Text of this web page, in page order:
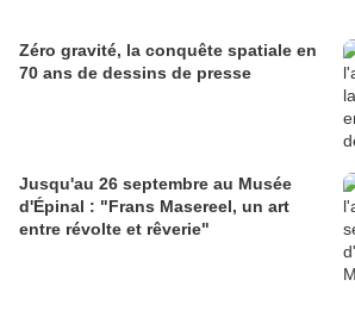
Zéro gravité, la conquête spatiale en
70 ans de dessins de presse
Jusqu'au 26 septembre au Musée
d'Épinal : "Frans Masereel, un art
entre révolte et rêverie"